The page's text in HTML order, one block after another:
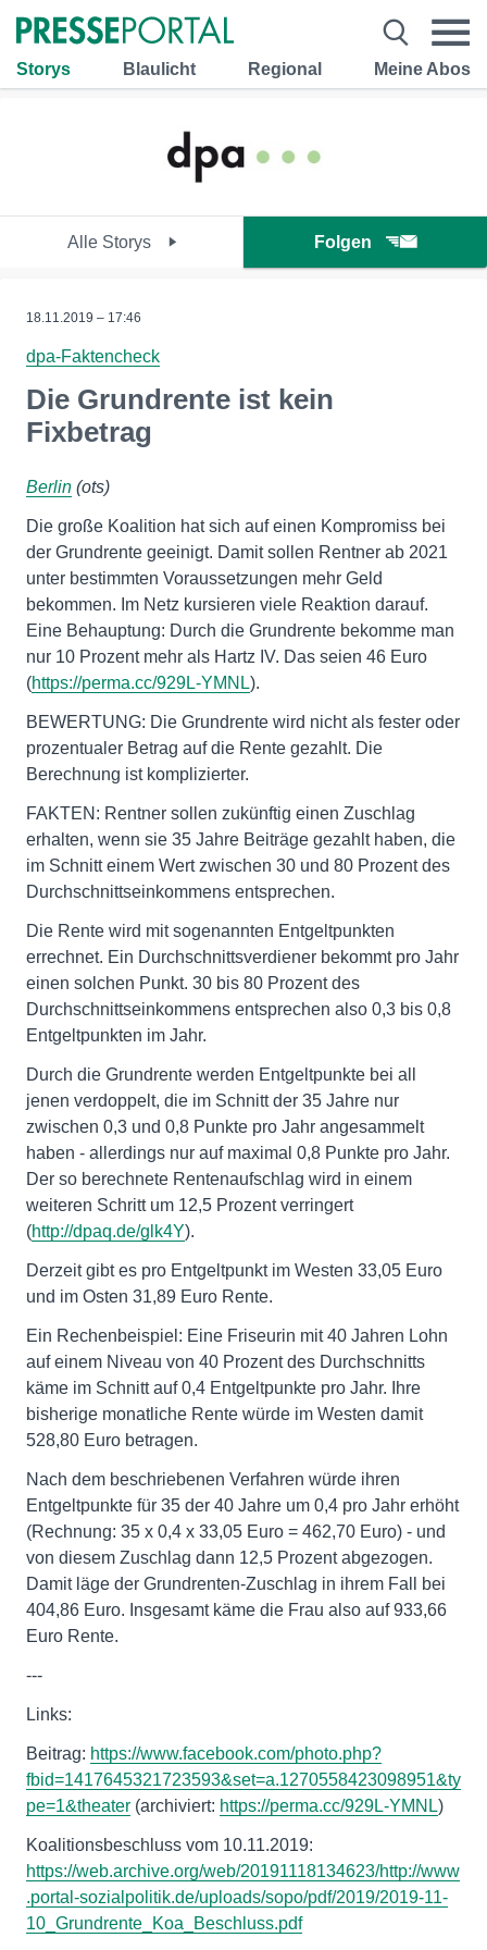
Storys Blaulicht Regional Meine Abos
Alle Storys Folgen
18.11.2019 – 17:46
dpa-Faktencheck
Die Grundrente ist kein
Fixbetrag
Berlin (ots)
Die große Koalition hat sich auf einen Kompromiss bei
der Grundrente geeinigt. Damit sollen Rentner ab 2021
unter bestimmten Voraussetzungen mehr Geld
bekommen. Im Netz kursieren viele Reaktion darauf.
Eine Behauptung: Durch die Grundrente bekomme man
nur 10 Prozent mehr als Hartz IV. Das seien 46 Euro
(https://perma.cc/929L-YMNL).
BEWERTUNG: Die Grundrente wird nicht als fester oder
prozentualer Betrag auf die Rente gezahlt. Die
Berechnung ist komplizierter.
FAKTEN: Rentner sollen zukünftig einen Zuschlag
erhalten, wenn sie 35 Jahre Beiträge gezahlt haben, die
im Schnitt einem Wert zwischen 30 und 80 Prozent des
Durchschnittseinkommens entsprechen.
Die Rente wird mit sogenannten Entgeltpunkten
errechnet. Ein Durchschnittsverdiener bekommt pro Jahr
einen solchen Punkt. 30 bis 80 Prozent des
Durchschnittseinkommens entsprechen also 0,3 bis 0,8
Entgeltpunkten im Jahr.
Durch die Grundrente werden Entgeltpunkte bei all
jenen verdoppelt, die im Schnitt der 35 Jahre nur
zwischen 0,3 und 0,8 Punkte pro Jahr angesammelt
haben - allerdings nur auf maximal 0,8 Punkte pro Jahr.
Der so berechnete Rentenaufschlag wird in einem
weiteren Schritt um 12,5 Prozent verringert
(http://dpaq.de/glk4Y).
Derzeit gibt es pro Entgeltpunkt im Westen 33,05 Euro
und im Osten 31,89 Euro Rente.
Ein Rechenbeispiel: Eine Friseurin mit 40 Jahren Lohn
auf einem Niveau von 40 Prozent des Durchschnitts
käme im Schnitt auf 0,4 Entgeltpunkte pro Jahr. Ihre
bisherige monatliche Rente würde im Westen damit
528,80 Euro betragen.
Nach dem beschriebenen Verfahren würde ihren
Entgeltpunkte für 35 der 40 Jahre um 0,4 pro Jahr erhöht
(Rechnung: 35 x 0,4 x 33,05 Euro = 462,70 Euro) - und
von diesem Zuschlag dann 12,5 Prozent abgezogen.
Damit läge der Grundrenten-Zuschlag in ihrem Fall bei
404,86 Euro. Insgesamt käme die Frau also auf 933,66
Euro Rente.
---
Links:
Beitrag: https://www.facebook.com/photo.php?
fbid=1417645321723593&set=a.1270558423098951&ty
pe=1&theater (archiviert: https://perma.cc/929L-YMNL)
Koalitionsbeschluss vom 10.11.2019:
https://web.archive.org/web/20191118134623/http://www
.portal-sozialpolitik.de/uploads/sopo/pdf/2019/2019-11-
10_Grundrente_Koa_Beschluss.pdf